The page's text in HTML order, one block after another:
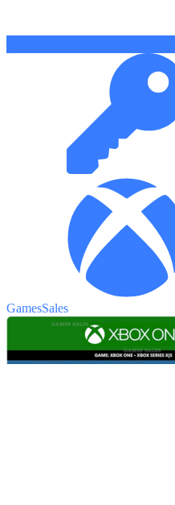
GamesSales